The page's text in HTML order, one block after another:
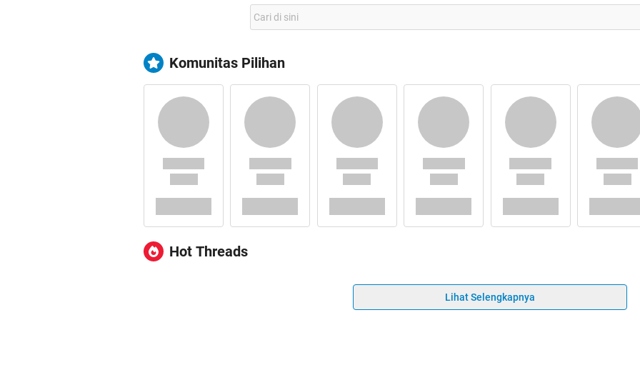
Komunitas Pilihan
Hot Threads
Lihat Selengkapnya